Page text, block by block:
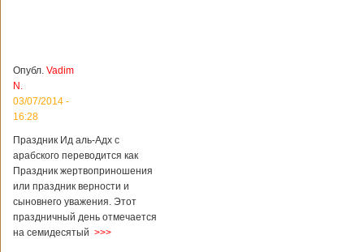
Опубл. Vadim
N.
03/07/2014 -
16:28
Праздник Ид аль-Адх с
арабского переводится как
Праздник жертвоприношения
или праздник верности и
сыновнего уважения. Этот
праздничный день отмечается
на семидесятый >>>